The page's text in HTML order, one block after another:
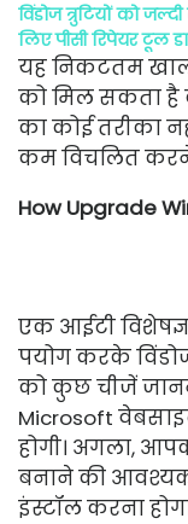
विंडोज त्रुटियों को
लिए पीसी रिपेयर टूल
यह निकटतम
को मिल सकता है
का कोई तरीका
कम विचलित करने
How Upgrade
एक आईटी
पयोग करके
को कुछ चीजें
Microsoft
होगी। अगला,
बनाने की
इंस्टॉल करना